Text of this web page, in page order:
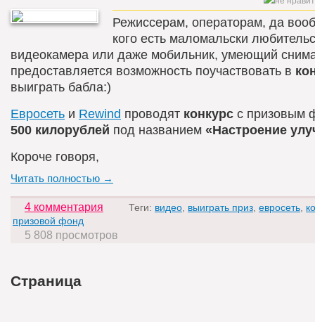
Режиссерам, операторам, да
кого есть маломальски
видеокамера или даже мобильник, умеющий
предоставляется возможность поучаствовать в
выиграть бабла:)
Евросеть и Rewind проводят конкурc с призовым
500 килорублей под названием «Настроение
Короче говоря,
Читать полностью →
4 комментария Теги: видео выиграть приз евросеть
призовой фонд
5 808 просмотров
Страница